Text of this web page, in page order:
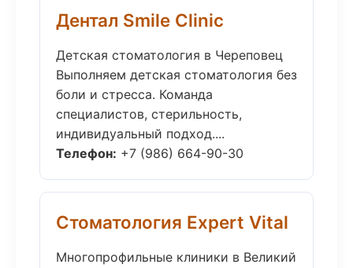
Дентал Smile Clinic
Детская стоматология в Череповец
Выполняем детская стоматология без
боли и стресса. Команда
специалистов, стерильность,
индивидуальный подход....
Телефон: +7 (986) 664-90-30
Стоматология Expert Vital
Многопрофильные клиники в Великий